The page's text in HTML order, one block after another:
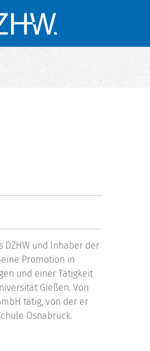
DZHW und Inhaber der
Promotion in
und einer Tätigkeit
Gießen. Von
tätig, von der er
Osnabrück.